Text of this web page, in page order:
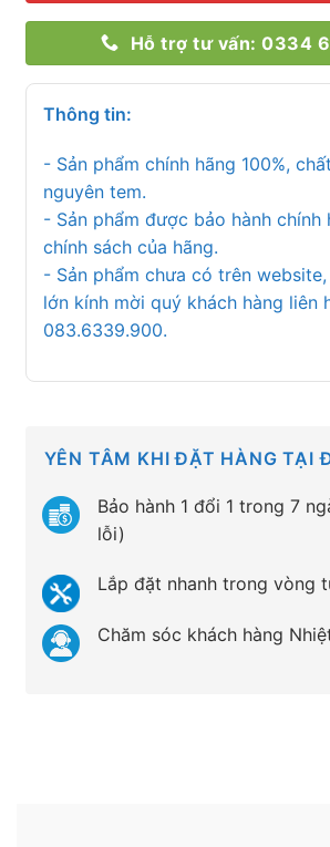
Hỗ trợ tư vấn: 0334
Thông tin:
- Sản phẩm chính hãng 100%,
nguyên tem.
- Sản phẩm được bảo hành chính
chính sách của hãng.
- Sản phẩm chưa có trên
lớn kính mời quý khách hàng liên
083.6339.900.
YÊN TÂM KHI ĐẶT HÀNG TẠI
Bảo hành 1 đổi 1 trong 7
lỗi)
Lắp đặt nhanh trong vòng
Chăm sóc khách hàng